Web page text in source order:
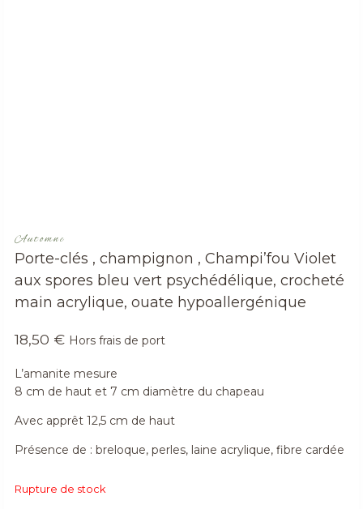
Automne
Porte-clés , champignon , Champi’fou Violet
aux spores bleu vert psychédélique, crocheté
main acrylique, ouate hypoallergénique
18,50 € Hors frais de port
L’amanite mesure
8 cm de haut et 7 cm diamètre du chapeau
Avec apprêt 12,5 cm de haut
Présence de : breloque, perles, laine acrylique, fibre cardée
Rupture de stock